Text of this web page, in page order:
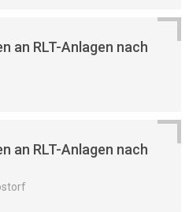
an RLT-Anlagen nach
an RLT-Anlagen nach